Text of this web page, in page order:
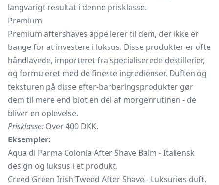
langvarigt resultat i denne prisklasse.
Premium
Premium aftershaves appellerer til dem, der ikke er
bange for at investere i luksus. Disse produkter er ofte
håndlavede, importeret fra specialiserede destillerier,
og formuleret med de fineste ingredienser. Duften og
teksturen på disse efter-barberingsprodukter gør
dem til mere end blot en del af morgenrutinen - de
bliver en oplevelse.
Prisklasse: Over 400 DKK.
Eksempler:
Aqua di Parma Colonia After Shave Balm - Italiensk
design og luksus i et produkt.
Creed Green Irish Tweed After Shave - Luksuriøs duft,